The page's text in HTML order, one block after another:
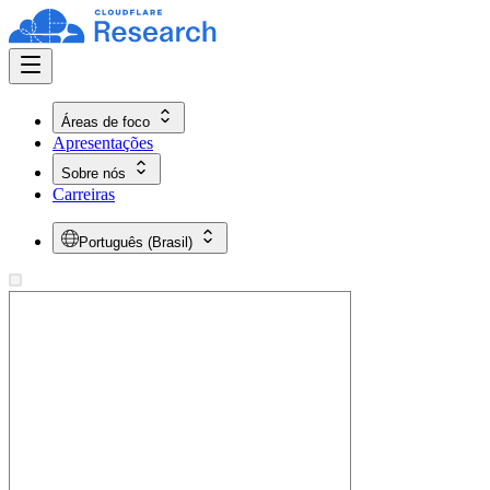
Áreas de foco
Apresentações
Sobre nós
Carreiras
Português (Brasil)